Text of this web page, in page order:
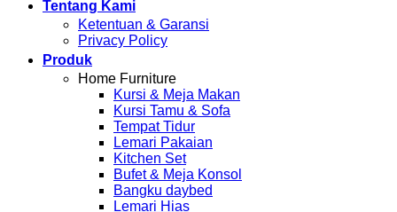
Tentang Kami
Ketentuan & Garansi
Privacy Policy
Produk
Home Furniture
Kursi & Meja Makan
Kursi Tamu & Sofa
Tempat Tidur
Lemari Pakaian
Kitchen Set
Bufet & Meja Konsol
Bangku daybed
Lemari Hias